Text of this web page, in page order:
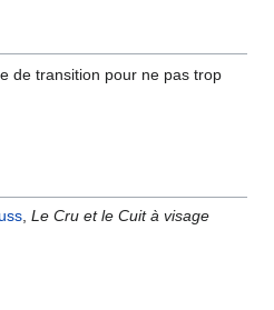
de transition pour ne pas trop
,Le Cru et le Cuit à visage